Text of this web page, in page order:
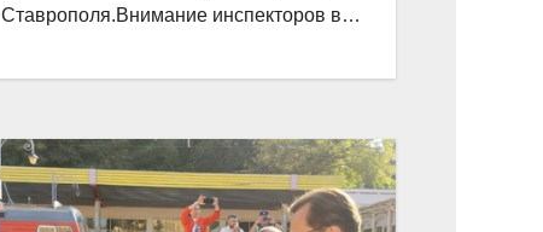
Ставрополя.Внимание инспекторов в…